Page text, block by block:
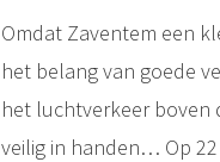
Omdat Zaventem een
het belang van goede
het luchtverkeer boven
veilig in handen… Op